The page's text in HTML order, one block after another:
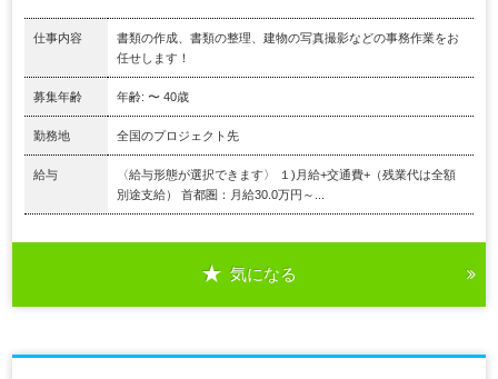
仕事内容
書類の作成、書類の整理、建物の写真撮影などの事務作業をお
任せします！
募集年齢 年齢: 〜 40歳
勤務地 全国のプロジェクト先
給与
〈給与形態が選択できます〉 １)月給+交通費+（残業代は全額
別途支給） 首都圏：月給30.0万円～...
気になる